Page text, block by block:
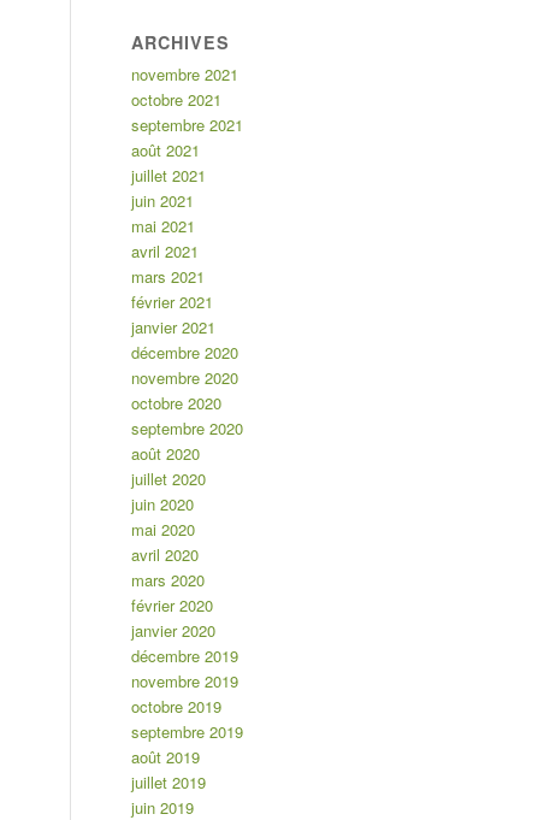
ARCHIVES
novembre 2021
octobre 2021
septembre 2021
août 2021
juillet 2021
juin 2021
mai 2021
avril 2021
mars 2021
février 2021
janvier 2021
décembre 2020
novembre 2020
octobre 2020
septembre 2020
août 2020
juillet 2020
juin 2020
mai 2020
avril 2020
mars 2020
février 2020
janvier 2020
décembre 2019
novembre 2019
octobre 2019
septembre 2019
août 2019
juillet 2019
juin 2019